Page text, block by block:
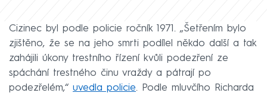
Cizinec byl podle policie ročník 1971. „Šetřením bylo
zjištěno, že se na jeho smrti podílel někdo další a tak
zahájili úkony trestního řízení kvůli podezření ze
spáchání trestného činu vraždy a pátrají po
podezřelém,“ uvedla policie. Podle mluvčího Richarda